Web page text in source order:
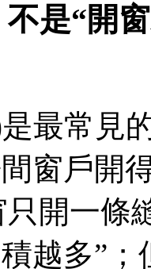
是“開窗
最常見
窗戶開
開一條
多